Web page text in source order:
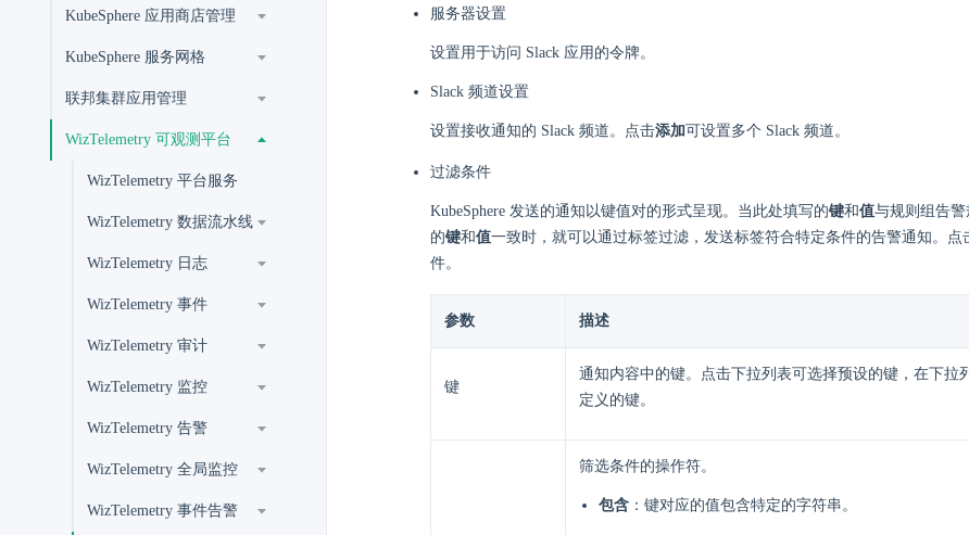
KubeSphere 应用商店管理
KubeSphere 服务网格
联邦集群应用管理
WizTelemetry 可观测平台
WizTelemetry 平台服务
WizTelemetry 数据流水线
WizTelemetry 日志
WizTelemetry 事件
WizTelemetry 审计
WizTelemetry 监控
WizTelemetry 告警
WizTelemetry 全局监控
WizTelemetry 事件告警
服务器设置
设置用于访问 Slack 应用的令牌。
Slack 频道设置
设置接收通知的 Slack 频道。点击添加可设置多个 Slack 频道。
过滤条件
KubeSphere 发送的通知以键值对的形式呈现。当此处填写的键和值与规则组告
的键和值一致时，就可以通过标签过滤，发送标签符合特定条件的告警通知。点
件。
参数 描述
键
通知内容中的键。点击下拉列表可选择预设的键，在下拉
定义的键。
筛选条件的操作符。
包含 ：键对应的值包含特定的字符串。